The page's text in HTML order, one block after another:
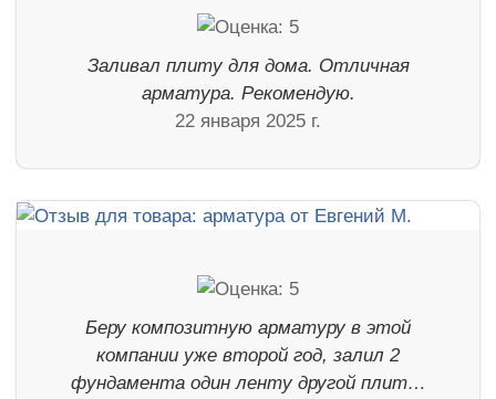
Заливал плиту для дома. Отличная
арматура. Рекомендую.
22 января 2025 г.
Беру композитную арматуру в этой
компании уже второй год, залил 2
фундамента один ленту другой плит…